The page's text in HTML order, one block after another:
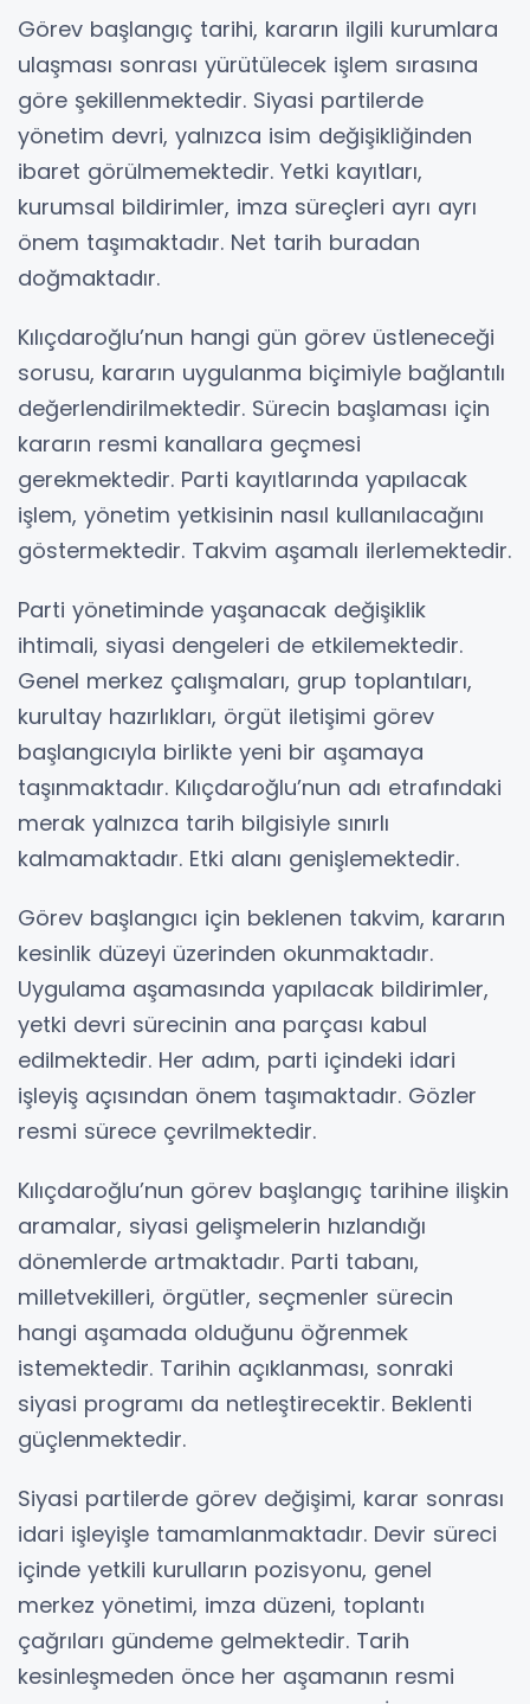
Görev başlangıç tarihi, kararın ilgili kurumlara
ulaşması sonrası yürütülecek işlem sırasına
göre şekillenmektedir. Siyasi partilerde
yönetim devri, yalnızca isim değişikliğinden
ibaret görülmemektedir. Yetki kayıtları,
kurumsal bildirimler, imza süreçleri ayrı ayrı
önem taşımaktadır. Net tarih buradan
doğmaktadır.
Kılıçdaroğlu’nun hangi gün görev üstleneceği
sorusu, kararın uygulanma biçimiyle bağlantılı
değerlendirilmektedir. Sürecin başlaması için
kararın resmi kanallara geçmesi
gerekmektedir. Parti kayıtlarında yapılacak
işlem, yönetim yetkisinin nasıl kullanılacağını
göstermektedir. Takvim aşamalı ilerlemektedir.
Parti yönetiminde yaşanacak değişiklik
ihtimali, siyasi dengeleri de etkilemektedir.
Genel merkez çalışmaları, grup toplantıları,
kurultay hazırlıkları, örgüt iletişimi görev
başlangıcıyla birlikte yeni bir aşamaya
taşınmaktadır. Kılıçdaroğlu’nun adı etrafındaki
merak yalnızca tarih bilgisiyle sınırlı
kalmamaktadır. Etki alanı genişlemektedir.
Görev başlangıcı için beklenen takvim, kararın
kesinlik düzeyi üzerinden okunmaktadır.
Uygulama aşamasında yapılacak bildirimler,
yetki devri sürecinin ana parçası kabul
edilmektedir. Her adım, parti içindeki idari
işleyiş açısından önem taşımaktadır. Gözler
resmi sürece çevrilmektedir.
Kılıçdaroğlu’nun görev başlangıç tarihine ilişkin
aramalar, siyasi gelişmelerin hızlandığı
dönemlerde artmaktadır. Parti tabanı,
milletvekilleri, örgütler, seçmenler sürecin
hangi aşamada olduğunu öğrenmek
istemektedir. Tarihin açıklanması, sonraki
siyasi programı da netleştirecektir. Beklenti
güçlenmektedir.
Siyasi partilerde görev değişimi, karar sonrası
idari işleyişle tamamlanmaktadır. Devir süreci
içinde yetkili kurulların pozisyonu, genel
merkez yönetimi, imza düzeni, toplantı
çağrıları gündeme gelmektedir. Tarih
kesinleşmeden önce her aşamanın resmi